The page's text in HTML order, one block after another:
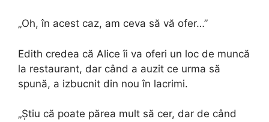
„Oh, în acest caz, am ceva să vă ofer…”
Edith credea că Alice îi va oferi un loc de muncă
la restaurant, dar când a auzit ce urma să
spună, a izbucnit din nou în lacrimi.
„Știu că poate părea mult să cer, dar de când